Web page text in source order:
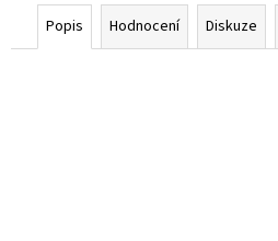
Popis Hodnocení Diskuze